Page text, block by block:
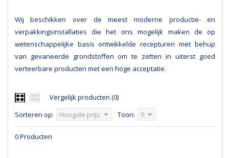
Wij beschikken over de meest moderne productie- en
verpakkingsinstallaties die het ons mogelijk maken de op
wetenschappelijke basis ontwikkelde recepturen met behup
van gevarieerde grondstoffen om te zetten in uiterst goed
verteerbare producten met een hoge acceptatie.
Vergelijk producten (0)
Sorteren op:
Hoogste prijs Toon: 9
0 Producten